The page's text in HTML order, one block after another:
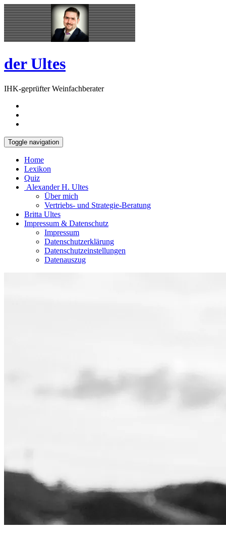
Skip
to
content
Open
Sidebar
der Ultes
IHK-geprüfter Weinfachberater
Toggle navigation
Home
Lexikon
Quiz
Alexander H. Ultes
Über mich
Vertriebs- und Strategie-Beratung
Britta Ultes
Impressum & Datenschutz
Impressum
Datenschutzerklärung
Datenschutzeinstellungen
Datenauszug